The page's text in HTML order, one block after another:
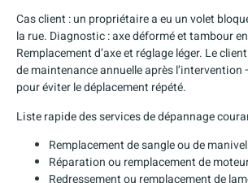
Cas client : un propriétaire a eu un volet
la rue. Diagnostic : axe déformé et tambour
Remplacement d’axe et réglage léger. Le
de maintenance annuelle après
pour éviter le déplacement répété.
Liste rapide des services de dépannage
Remplacement de sangle ou de
Réparation ou remplacement de
Redressement ou remplacement de